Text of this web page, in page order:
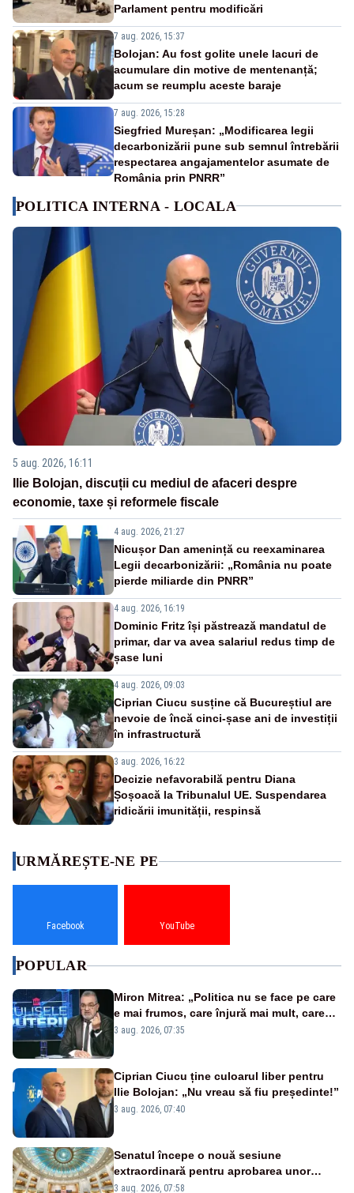
Parlament pentru modificări
7 aug. 2026, 15:37
Bolojan: Au fost golite unele lacuri de
acumulare din motive de mentenanță;
acum se reumplu aceste baraje
7 aug. 2026, 15:28
Siegfried Mureșan: „Modificarea legii
decarbonizării pune sub semnul întrebării
respectarea angajamentelor asumate de
România prin PNRR”
POLITICA INTERNA - LOCALA
5 aug. 2026, 16:11
Ilie Bolojan, discuții cu mediul de afaceri despre
economie, taxe și reformele fiscale
4 aug. 2026, 21:27
Nicușor Dan amenință cu reexaminarea
Legii decarbonizării: „România nu poate
pierde miliarde din PNRR”
4 aug. 2026, 16:19
Dominic Fritz își păstrează mandatul de
primar, dar va avea salariul redus timp de
șase luni
4 aug. 2026, 09:03
Ciprian Ciucu susține că Bucureștiul are
nevoie de încă cinci-șase ani de investiții
în infrastructură
3 aug. 2026, 16:22
Decizie nefavorabilă pentru Diana
Șoșoacă la Tribunalul UE. Suspendarea
ridicării imunității, respinsă
URMĂREȘTE-NE PE
Facebook YouTube
POPULAR
Miron Mitrea: „Politica nu se face pe care
e mai frumos, care înjură mai mult, care
țipă mai tare, ci pe proiecte”
3 aug. 2026, 07:35
Ciprian Ciucu ține culoarul liber pentru
Ilie Bolojan: „Nu vreau să fiu președinte!”
3 aug. 2026, 07:40
Senatul începe o nouă sesiune
extraordinară pentru aprobarea unor
jaloane din PNRR
3 aug. 2026, 07:58